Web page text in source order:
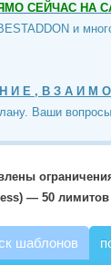
СЕЙЧАС
и
И Е , В З А И М О
Ваши
— 50
шаблонов